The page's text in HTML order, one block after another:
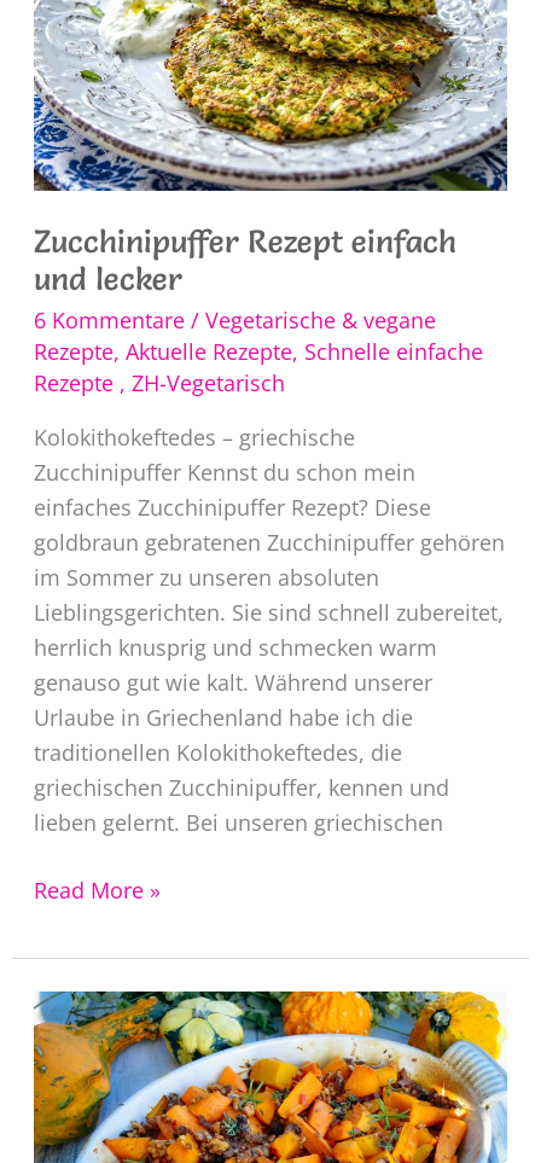
Zucchinipuffer Rezept einfach
und lecker
6 Kommentare / Vegetarische & vegane
Rezepte, Aktuelle Rezepte, Schnelle einfache
Rezepte , ZH-Vegetarisch
Kolokithokeftedes – griechische
Zucchinipuffer Kennst du schon mein
einfaches Zucchinipuffer Rezept? Diese
goldbraun gebratenen Zucchinipuffer gehören
im Sommer zu unseren absoluten
Lieblingsgerichten. Sie sind schnell zubereitet,
herrlich knusprig und schmecken warm
genauso gut wie kalt. Während unserer
Urlaube in Griechenland habe ich die
traditionellen Kolokithokeftedes, die
griechischen Zucchinipuffer, kennen und
lieben gelernt. Bei unseren griechischen
Zucchinipuffer
einfach
und
lecker
Read More »